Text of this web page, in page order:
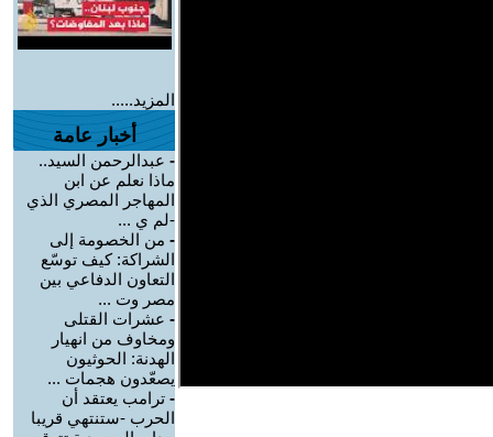
المزيد.....
أخبار عامة
- عبدالرحمن السيد..
ماذا نعلم عن ابن
المهاجر المصري الذي
-لم ي ...
- من الخصومة إلى
الشراكة: كيف توسّع
التعاون الدفاعي بين
مصر وت ...
- عشرات القتلى
ومخاوف من انهيار
الهدنة: الحوثيون
يصعّدون هجمات ...
- ترامب يعتقد أن
الحرب -ستنتهي قريبا